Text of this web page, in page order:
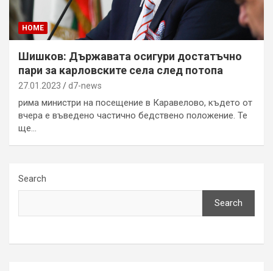
HOME
Шишков: Държавата осигури достатъчно
пари за карловските села след потопа
27.01.2023 d7-news
рима министри на посещение в Каравелово, където от
вчера е въведено частично бедствено положение. Те
ще…
Search
Search